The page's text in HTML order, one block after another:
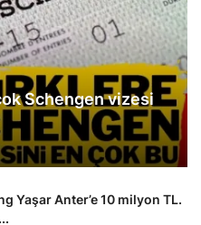
Schengen vizesi
Yaşar Anter’e 10 milyon TL.